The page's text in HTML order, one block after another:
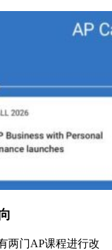
两门AP课程进行改